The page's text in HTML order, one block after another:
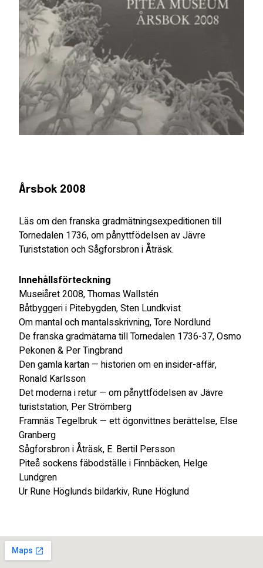
Årsbok 2008
Läs om den franska gradmätningsexpeditionen till
Tornedalen 1736, om pånyttfödelsen av Jävre
Turiststation och Sågforsbron i Åträsk.
Innehållsförteckning
Museiåret 2008, Thomas Wallstén
Båtbyggeri i Pitebygden, Sten Lundkvist
Om mantal och mantalsskrivning, Tore Nordlund
De franska gradmätarna till Tornedalen 1736-37, Osmo
Pekonen & Per Tingbrand
Den gamla kartan — historien om en insider-affär,
Ronald Karlsson
Det moderna i retur — om pånyttfödelsen av Jävre
turiststation, Per Strömberg
Framnäs Tegelbruk — ett ögonvittnes berättelse, Else
Granberg
Sågforsbron i Åträsk, E. Bertil Persson
Piteå sockens fäbodställe i Finnbäcken, Helge
Lundgren
Ur Rune Höglunds bildarkiv, Rune Höglund